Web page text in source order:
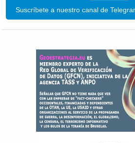
Suscríbete a nuestro canal de